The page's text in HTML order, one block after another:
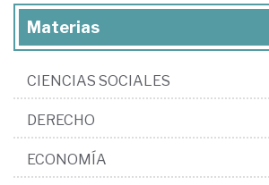
Materias
CIENCIAS SOCIALES
DERECHO
ECONOMÍA